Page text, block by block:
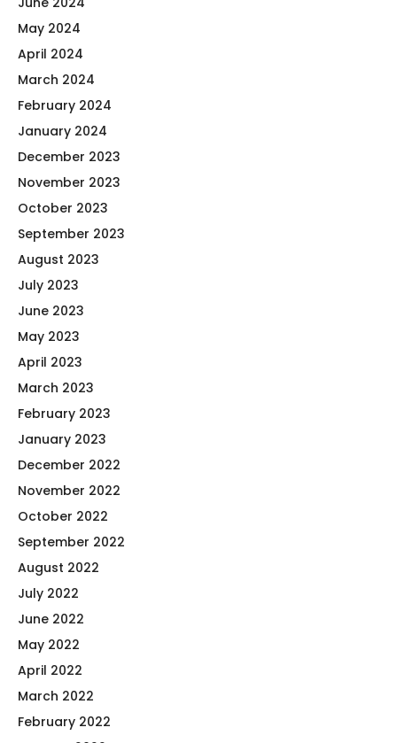
May 2024
April 2024
March 2024
February 2024
January 2024
December 2023
November 2023
October 2023
September 2023
August 2023
July 2023
June 2023
May 2023
April 2023
March 2023
February 2023
January 2023
December 2022
November 2022
October 2022
September 2022
August 2022
July 2022
June 2022
May 2022
April 2022
March 2022
February 2022